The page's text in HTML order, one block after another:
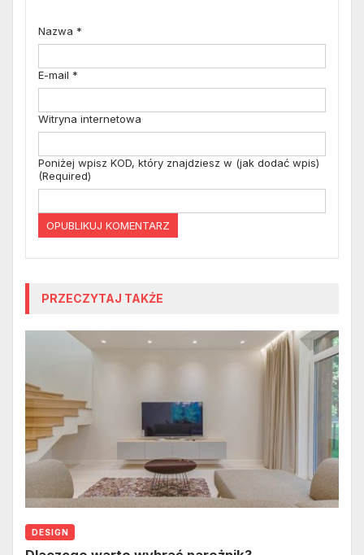
Nazwa *
E-mail *
Witryna internetowa
Poniżej wpisz KOD, który znajdziesz w (jak dodać wpis)
(Required)
PRZECZYTAJ TAKŻE
DESIGN